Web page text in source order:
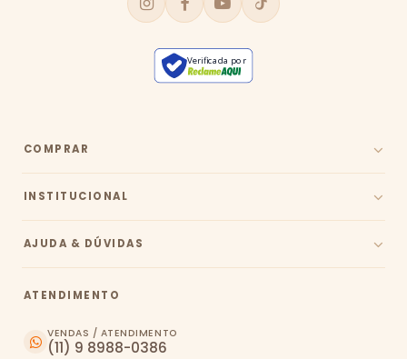
Verificada por
COMPRAR
INSTITUCIONAL
AJUDA & DÚVIDAS
ATENDIMENTO
VENDAS / ATENDIMENTO
(11) 9 8988-0386